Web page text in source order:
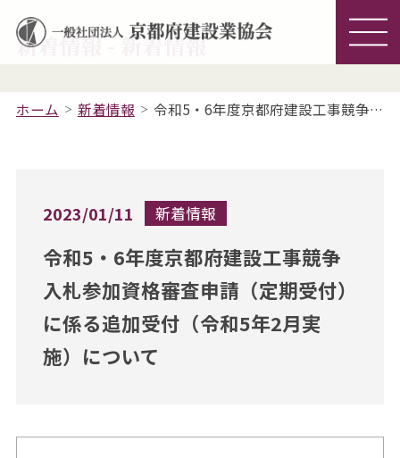
新着情報 - 新着情報
ホーム 新着情報 令和5・6年度京都府建設工事競争入札参加資格審査申請（定期受付）に係る追加受付（令和5年2月実施）について
2023/01/11 新着情報
令和5・6年度京都府建設工事競争
入札参加資格審査申請（定期受付）
に係る追加受付（令和5年2月実
施）について